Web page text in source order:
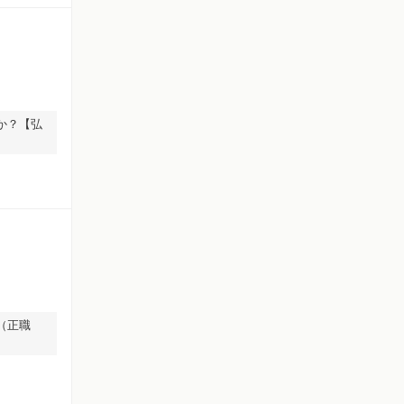
？【弘
正職